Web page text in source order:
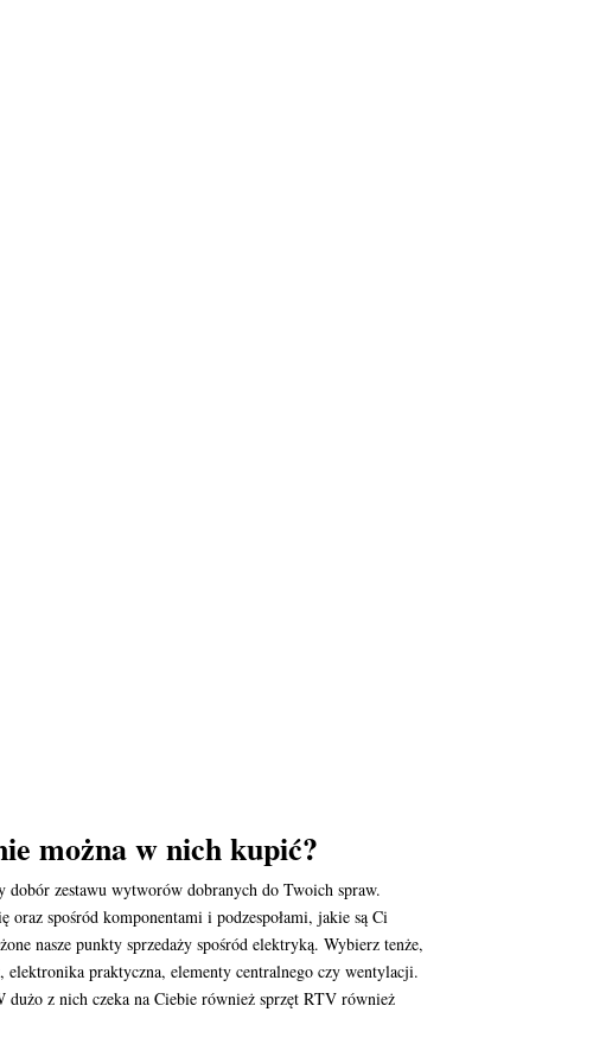
można w nich kupić?
dobór zestawu wytworów dobranych do Twoich spraw.
spośród komponentami i podzespołami, jakie są Ci
nasze punkty sprzedaży spośród elektryką. Wybierz tenże,
praktyczna, elementy centralnego czy wentylacji.
dużo z nich czeka na Ciebie również sprzęt RTV również